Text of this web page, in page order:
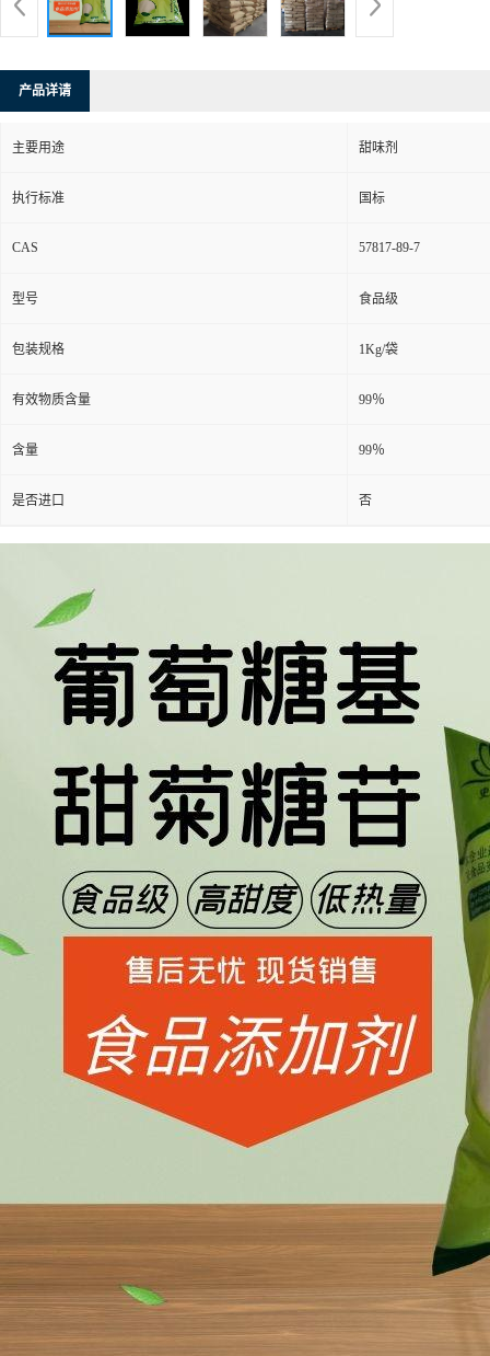
产品详请
主要用途 甜味剂
执行标准 国标
CAS 57817-89-7
型号 食品级
包装规格 1Kg/袋
有效物质含量 99％
含量 99％
是否进口 否